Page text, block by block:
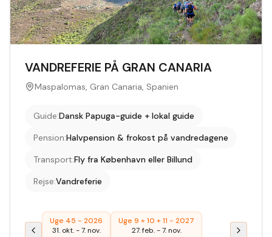
VANDREFERIE PÅ GRAN CANARIA
Maspalomas, Gran Canaria, Spanien
Guide:Dansk Papuga-guide + lokal guide
Pension:Halvpension & frokost på vandredagene
Transport:Fly fra København eller Billund
Rejse:Vandreferie
Uge 45 - 2026
31. okt.-7. nov.
Uge 9 + 10 + 11 - 2027
27. feb.-7. nov.